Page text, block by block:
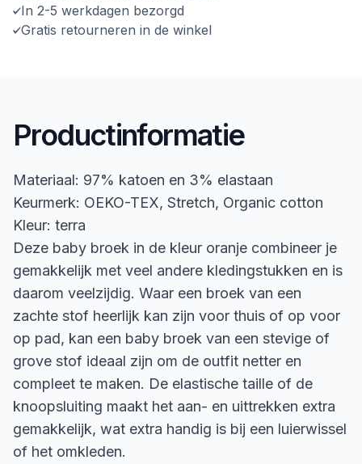
In 2-5 werkdagen bezorgd
Gratis retourneren in de winkel
Productinformatie
Materiaal: 97% katoen en 3% elastaan
Keurmerk: OEKO-TEX, Stretch, Organic cotton
Kleur: terra
Deze baby broek in de kleur oranje combineer je
gemakkelijk met veel andere kledingstukken en is
daarom veelzijdig. Waar een broek van een
zachte stof heerlijk kan zijn voor thuis of op voor
op pad, kan een baby broek van een stevige of
grove stof ideaal zijn om de outfit netter en
compleet te maken. De elastische taille of de
knoopsluiting maakt het aan- en uittrekken extra
gemakkelijk, wat extra handig is bij een luierwissel
of het omkleden.